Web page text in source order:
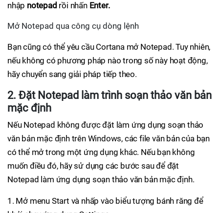
nhập notepad rồi nhấn Enter.
Mở Notepad qua công cụ dòng lệnh
Bạn cũng có thể yêu cầu Cortana mở Notepad. Tuy nhiên,
nếu không có phương pháp nào trong số này hoạt động,
hãy chuyển sang giải pháp tiếp theo.
2. Đặt Notepad làm trình soạn thảo văn bản
mặc định
Nếu Notepad không được đặt làm ứng dụng soạn thảo
văn bản mặc định trên Windows, các file văn bản của bạn
có thể mở trong một ứng dụng khác. Nếu bạn không
muốn điều đó, hãy sử dụng các bước sau để đặt
Notepad làm ứng dụng soạn thảo văn bản mặc định.
1. Mở menu Start và nhấp vào biểu tượng bánh răng để